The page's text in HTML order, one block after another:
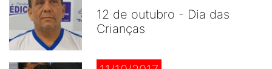
12 de outubro - Dia das
Crianças